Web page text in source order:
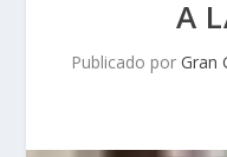
A
Publicado por Gran